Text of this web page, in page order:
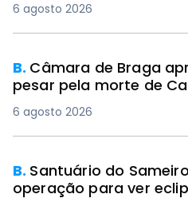
6 agosto 2026
B. Câmara de Braga
pesar pela morte de
6 agosto 2026
B. Santuário do
operação para ver